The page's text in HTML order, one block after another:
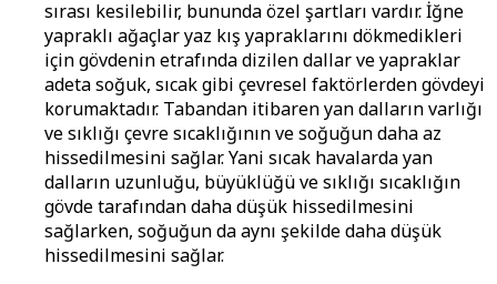
sırası kesilebilir, bununda özel şartları vardır. İğne
yapraklı ağaçlar yaz kış yapraklarını dökmedikleri
için gövdenin etrafında dizilen dallar ve yapraklar
adeta soğuk, sıcak gibi çevresel faktörlerden gövdeyi
korumaktadır. Tabandan itibaren yan dalların varlığı
ve sıklığı çevre sıcaklığının ve soğuğun daha az
hissedilmesini sağlar. Yani sıcak havalarda yan
dalların uzunluğu, büyüklüğü ve sıklığı sıcaklığın
gövde tarafından daha düşük hissedilmesini
sağlarken, soğuğun da aynı şekilde daha düşük
hissedilmesini sağlar.